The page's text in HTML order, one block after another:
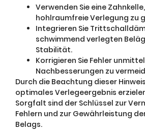
Verwenden Sie eine
hohlraumfreie Verlegung zu
Integrieren Sie
schwimmend verlegten
Stabilität.
Korrigieren Sie Fehler
Nachbesserungen zu
Durch die Beachtung dieser
optimales Verlegeergebnis
Sorgfalt sind der Schlüssel zur
Fehlern und zur Gewährleistung
Belags.